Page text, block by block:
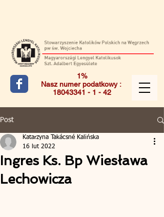
1%
Nasz numer podatkowy :
18043341 - 1 - 42
Post
Ingres Ks. Bp Wiesława
Lechowicza
Katarzyna Takácsné Kalińska
16 lut 2022